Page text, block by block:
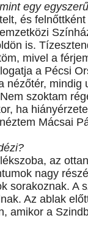
egy
és
is.
mivel a
a Pécsi
mindig
szoktam
ha
Mácsai
az
nagy
sorakoznak. A
Az ablak
amikor a